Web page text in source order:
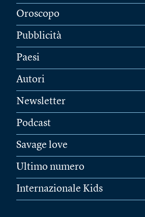
Oroscopo
Pubblicità
Paesi
Autori
Newsletter
Podcast
Savage love
Ultimo numero
Internazionale Kids